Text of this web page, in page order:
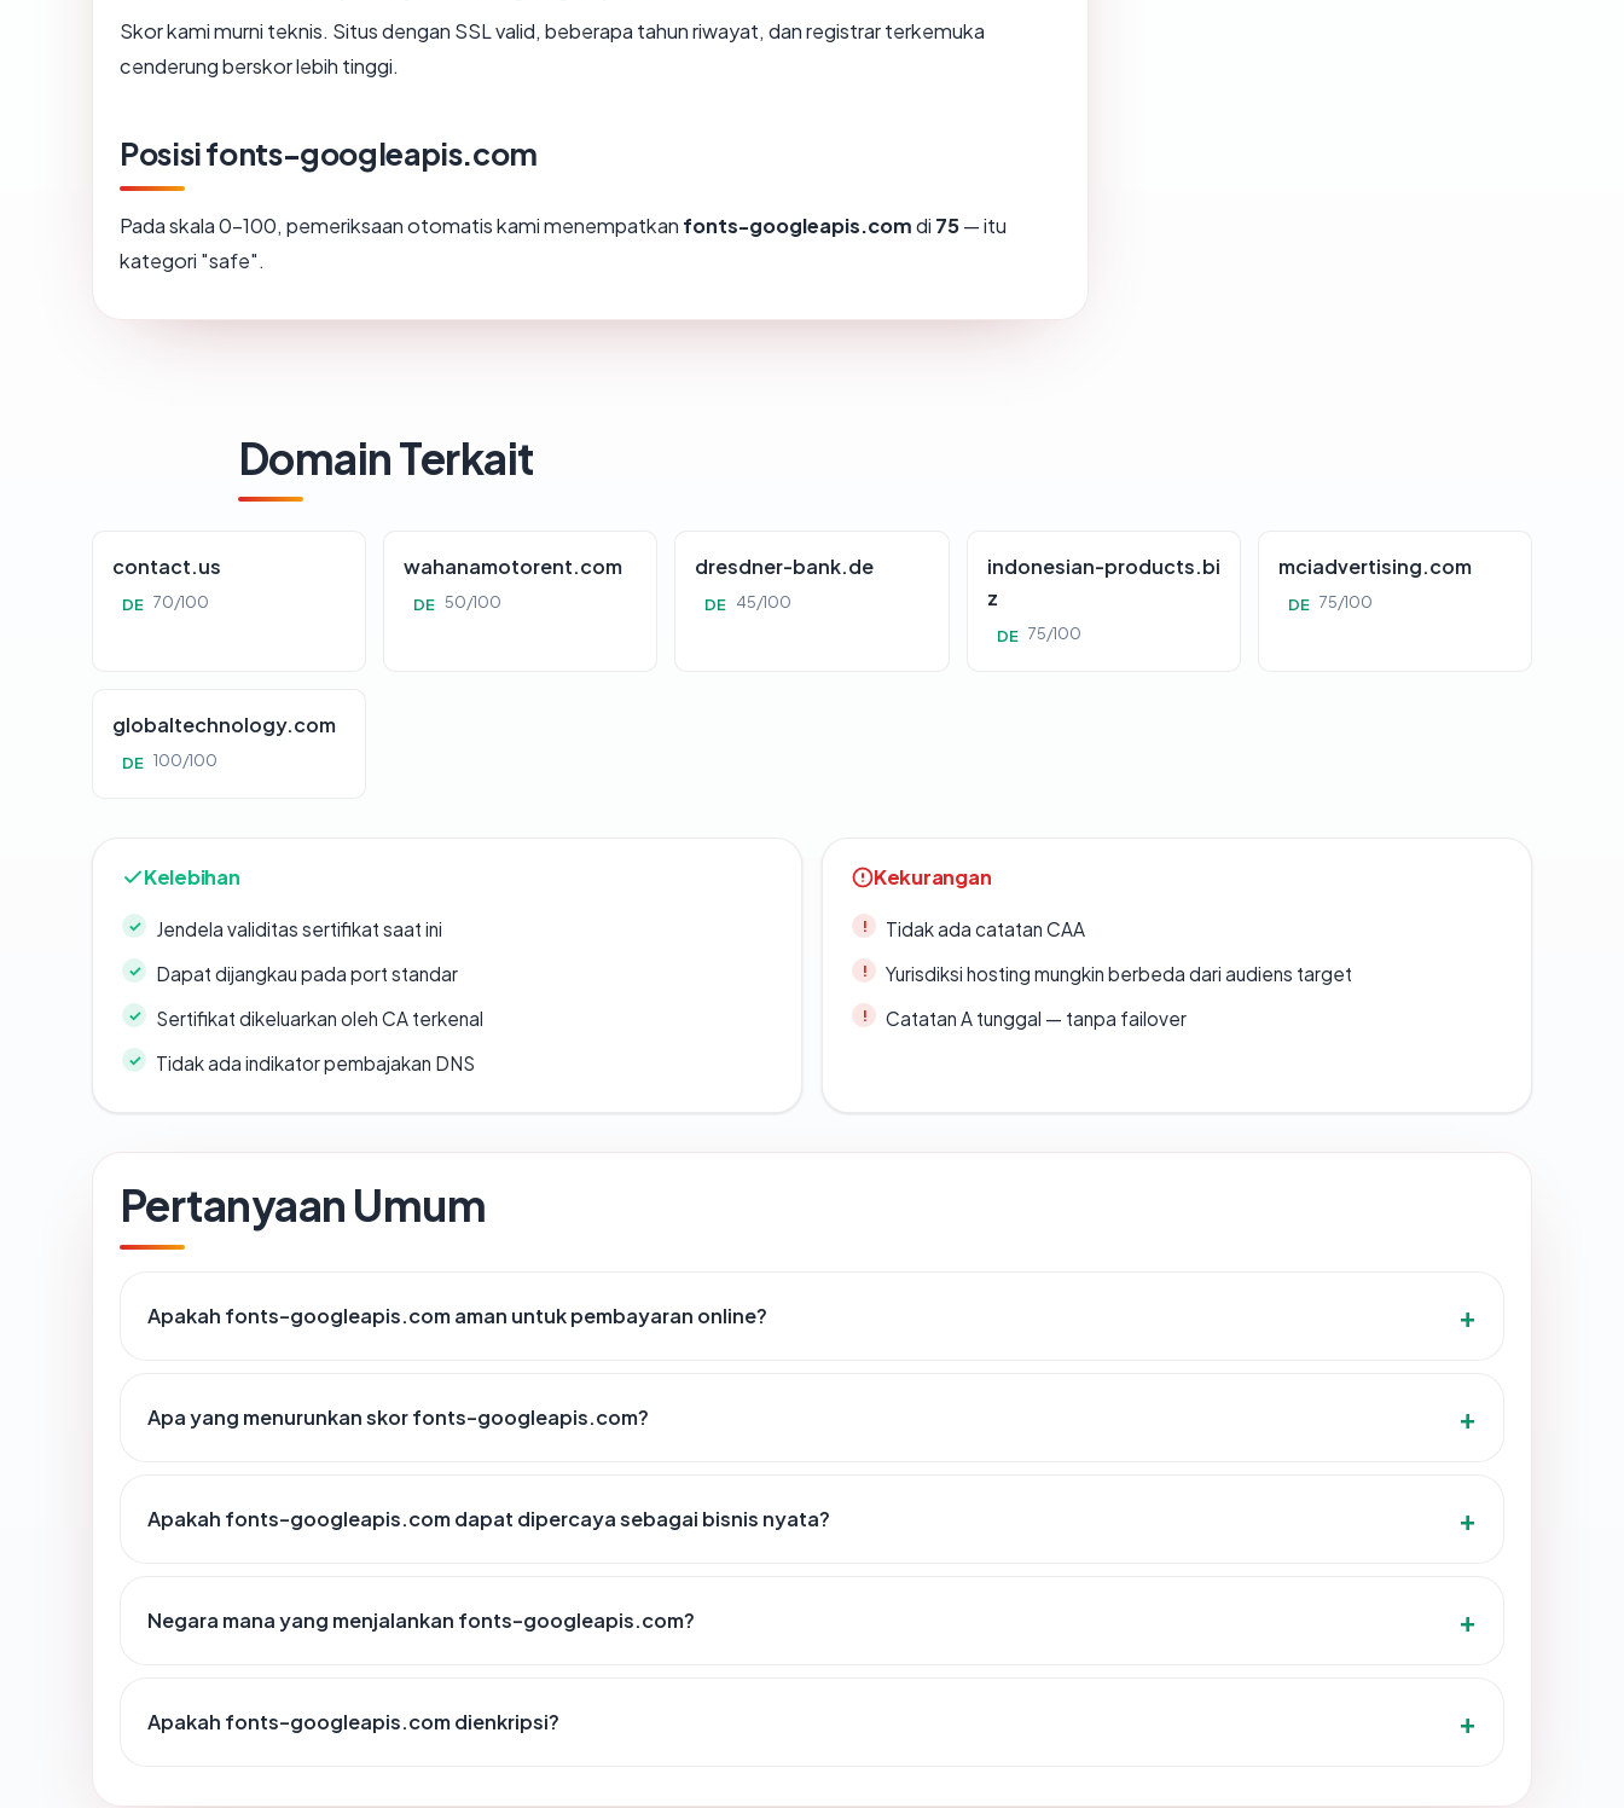
Skor kami murni teknis. Situs dengan SSL valid, beberapa tahun riwayat, dan registrar terkemuka
cenderung berskor lebih tinggi.
Posisi fonts-googleapis.com
Pada skala 0-100, pemeriksaan otomatis kami menempatkan fonts-googleapis.comdi 75— itu
kategori "safe".
Domain Terkait
contact.us
DE 70/100
wahanamotorent.com
DE 50/100
dresdner-bank.de
DE 45/100
indonesian-products.bi
z
DE 75/100
mciadvertising.com
DE 75/100
globaltechnology.com
DE 100/100
Kelebihan
Jendela validitas sertifikat saat ini
Dapat dijangkau pada port standar
Sertifikat dikeluarkan oleh CA terkenal
Tidak ada indikator pembajakan DNS
Kekurangan
Tidak ada catatan CAA
Yurisdiksi hosting mungkin berbeda dari audiens target
Catatan A tunggal — tanpa failover
Pertanyaan Umum
Apakah fonts-googleapis.com aman untuk pembayaran online?
Apa yang menurunkan skor fonts-googleapis.com?
Apakah fonts-googleapis.com dapat dipercaya sebagai bisnis nyata?
Negara mana yang menjalankan fonts-googleapis.com?
Apakah fonts-googleapis.com dienkripsi?